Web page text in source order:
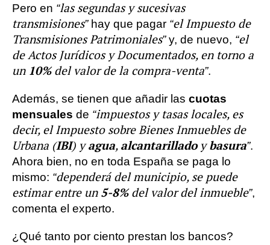
Pero en “las segundas y sucesivas
transmisiones”hay que pagar “el Impuesto de
Transmisiones Patrimoniales”y, de nuevo, “el
de Actos Jurídicos y Documentados, en torno a
un 10%del valor de la compra-venta”.
Además, se tienen que añadir las cuotas
mensuales de “impuestos y tasas locales, es
decir, el Impuesto sobre Bienes Inmuebles de
Urbana (IBI) yagua, alcantarillado ybasura”.
Ahora bien, no en toda España se paga lo
mismo: “dependerá del municipio, se puede
estimar entre un 5-8%del valor del inmueble”,
comenta el experto.
¿Qué tanto por ciento prestan los bancos?